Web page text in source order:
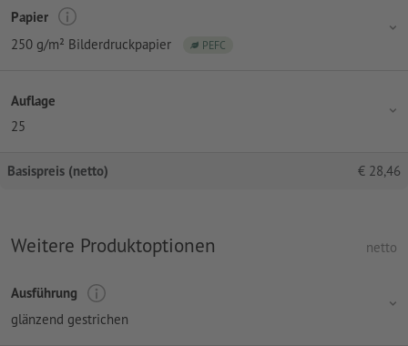
Papier
250 g/m² Bilderdruckpapier
PEFC
Auflage
25
Basispreis (netto) € 28,46
Weitere Produktoptionen netto
Ausführung
glänzend gestrichen